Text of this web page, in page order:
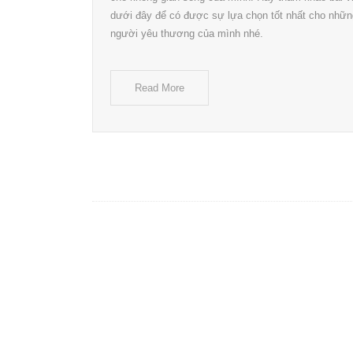
dưới đây để có được sự lựa chọn tốt nhất cho
người yêu thương của mình nhé.
Read More